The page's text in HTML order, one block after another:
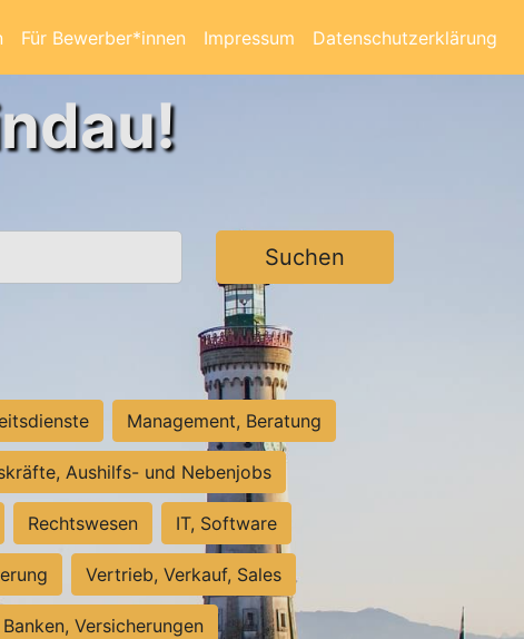
Für Bewerber*innen Impressum Datenschutzerklärung
Suchen
Management, Beratung
Aushilfs- und Nebenjobs
Rechtswesen IT, Software
Vertrieb, Verkauf, Sales
Versicherungen